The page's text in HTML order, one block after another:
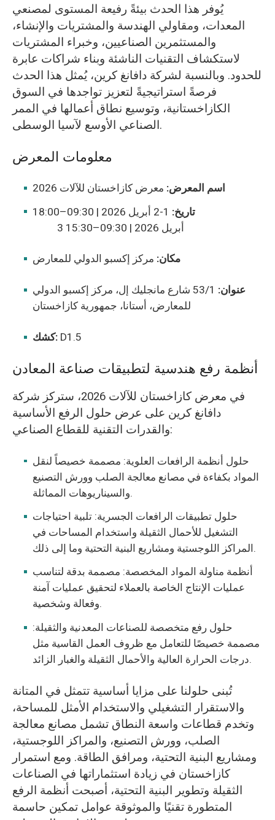
يُوفر هذا الحدث بيئةً رفيعة المستوى لمصنعي
المعدات، ومقاولي الهندسة والمشتريات والإنشاء،
والمستثمرين الصناعيين، وخبراء المشتريات
لاستكشاف التقنيات الناشئة وبناء شراكات عابرة
للحدود. وبالنسبة لشركة دافانغ كرين، يُمثل هذا الحدث
فرصةً استراتيجيةً لتعزيز تواجدها في السوق
الكازاخستانية، وتوسيع نطاق أعمالها في الممر
الصناعي الأوسع لآسيا الوسطى.
معلومات المعرض
اسم المعرض: معرض كازاخستان للآلات 2026
تاريخ: 1-2 أبريل 2026 | 09:30–18:00
3 أبريل 2026 | 09:30–15:30
مكان: مركز إكسبو الدولي للمعارض
عنوان:
53/1 شارع مانجليك إل، مركز إكسبو الدولي
للمعارض، أستانا، جمهورية كازاخستان
كشك: D1.5
أنظمة رفع هندسية لتطبيقات صناعة المعادن
في معرض كازاخستان للآلات 2026، ستركز شركة
دافانغ كرين على عرض حلول الرفع الأساسية
والقدرات التقنية للقطاع الصناعي:
حلول أنظمة الرافعات العلوية: مصممة خصيصاً لنقل
المواد بكفاءة في مصانع معالجة الصلب وورش التصنيع
والسيناريوهات المماثلة.
حلول تطبيقات الرافعات الجسرية: تلبية احتياجات
التشغيل للأحمال الثقيلة واستخدام المساحات في
المراكز اللوجستية ومشاريع البنية التحتية وما إلى ذلك.
أنظمة مناولة المواد المخصصة: مصممة بدقة لتناسب
عمليات الإنتاج الخاصة بالعملاء لتحقيق عمليات آمنة
وفعالة وشخصية.
حلول رفع متخصصة للصناعات المعدنية والثقيلة:
مصممة خصيصًا للتعامل مع ظروف العمل القاسية مثل
درجات الحرارة العالية والأحمال الثقيلة والغبار الزائد.
تُبنى حلولنا على مزايا أساسية تتمثل في المتانة
والاستقرار التشغيلي والاستخدام الأمثل للمساحة،
وتخدم قطاعات واسعة النطاق تشمل مصانع معالجة
الصلب، وورش التصنيع، والمراكز اللوجستية،
ومشاريع البنية التحتية، ومرافق الطاقة. ومع استمرار
كازاخستان في زيادة استثماراتها في الصناعات
الثقيلة وتطوير البنية التحتية، أصبحت أنظمة الرفع
المتطورة تقنيًا والموثوقة عوامل تمكين حاسمة